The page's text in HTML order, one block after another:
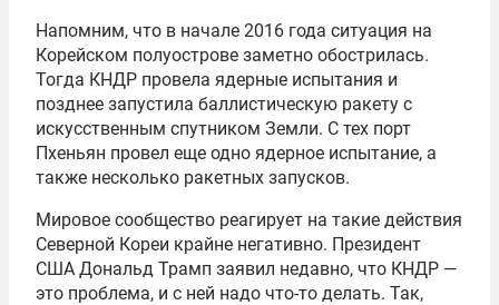
Напомним, что в начале 2016 года ситуация на
Корейском полуострове заметно обострилась.
Тогда КНДР провела ядерные испытания и
позднее запустила баллистическую ракету с
искусственным спутником Земли. С тех порт
Пхеньян провел еще одно ядерное испытание, а
также несколько ракетных запусков.
Мировое сообщество реагирует на такие действия
Северной Кореи крайне негативно. Президент
США Дональд Трамп заявил недавно, что КНДР —
это проблема, и с ней надо что-то делать. Так,